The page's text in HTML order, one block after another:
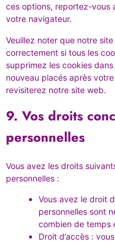
ces options, reportez-vous
votre navigateur.
Veuillez noter que notre
correctement si tous les
supprimez les cookies
nouveau placés après
revisiterez notre site web.
9. Vos droits
personnelles
Vous avez les droits
personnelles :
Vous avez le droit
personnelles sont
combien de temps
Droit d’accès :